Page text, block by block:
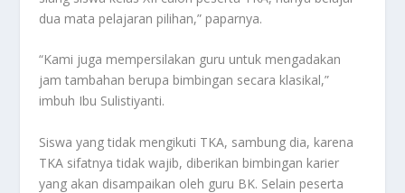
dua mata pelajaran pilihan,” paparnya.
“Kami juga mempersilakan guru untuk mengadakan
jam tambahan berupa bimbingan secara klasikal,”
imbuh Ibu Sulistiyanti.
Siswa yang tidak mengikuti TKA, sambung dia, karena
TKA sifatnya tidak wajib, diberikan bimbingan karier
yang akan disampaikan oleh guru BK. Selain peserta